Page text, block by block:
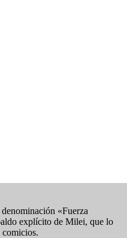
«Fuerza
explícito de Milei, que lo
comicios.